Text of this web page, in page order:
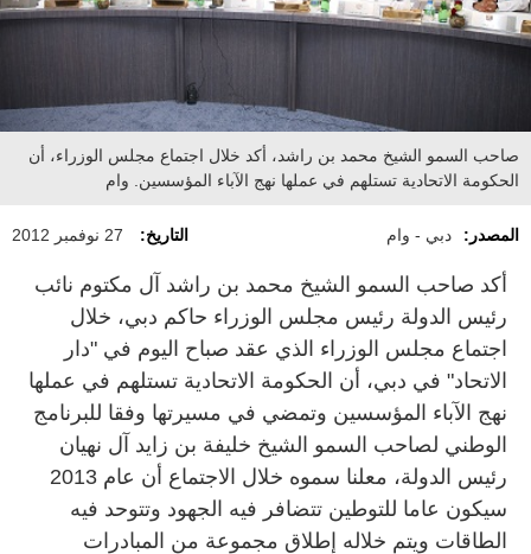
صاحب السمو الشيخ محمد بن راشد، أكد خلال اجتماع مجلس الوزراء، أن
الحكومة الاتحادية تستلهم في عملها نهج الآباء المؤسسين. وام
المصدر: دبي - وام التاريخ: 27 نوفمبر 2012
أكد صاحب السمو الشيخ محمد بن راشد آل مكتوم نائب
رئيس الدولة رئيس مجلس الوزراء حاكم دبي، خلال
اجتماع مجلس الوزراء الذي عقد صباح اليوم في "دار
الاتحاد" في دبي، أن الحكومة الاتحادية تستلهم في عملها
نهج الآباء المؤسسين وتمضي في مسيرتها وفقا للبرنامج
الوطني لصاحب السمو الشيخ خليفة بن زايد آل نهيان
رئيس الدولة، معلنا سموه خلال الاجتماع أن عام 2013
سيكون عاما للتوطين تتضافر فيه الجهود وتتوحد فيه
الطاقات ويتم خلاله إطلاق مجموعة من المبادرات